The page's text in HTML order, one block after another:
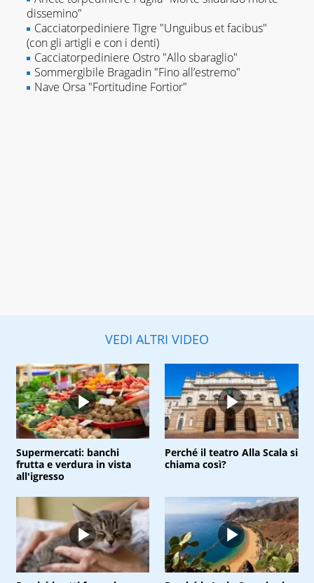
dissemino"
Cacciatorpediniere Tigre "Unguibus et facibus"
(con gli artigli e con i denti)
Cacciatorpediniere Ostro "Allo sbaraglio"
Sommergibile Bragadin "Fino all’estremo"
Nave Orsa "Fortitudine Fortior"
VEDI ALTRI VIDEO
Supermercati: banchi
frutta e verdura in vista
all'igresso
Perché il teatro Alla Scala si
chiama così?